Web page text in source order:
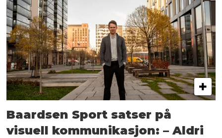
Baardsen Sport satser på
visuell kommunikasjon: – Aldri